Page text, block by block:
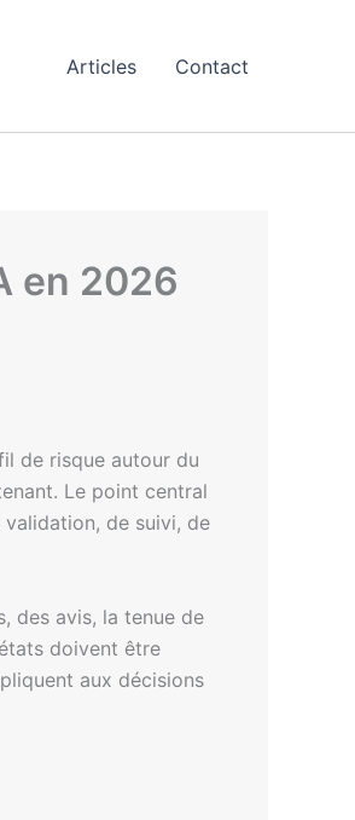
Articles Contact
en 2026
de risque autour du
Le point central
de suivi, de
des avis, la tenue de
doivent être
aux décisions